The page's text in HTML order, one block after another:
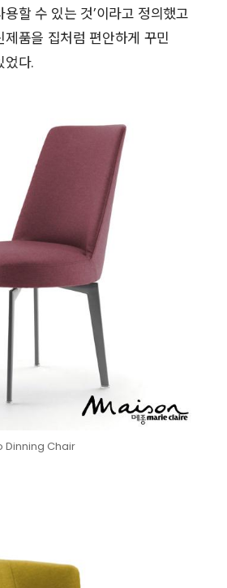
할 수 있는 것’이라고 정의했고
품을 집처럼 편안하게 꾸민
었다.
Dinning Chair